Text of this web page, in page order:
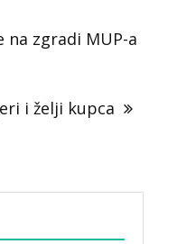
zgradi MUP-a
i želji kupca